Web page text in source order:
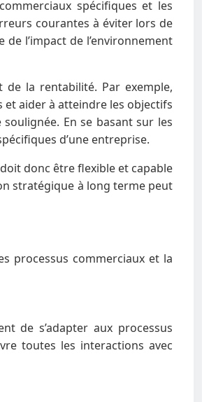
spécifiques et les
courantes à éviter lors de
l’impact de l’environnement
de la rentabilité. Par exemple,
et aider à atteindre les objectifs
En se basant sur les
d’une entreprise.
donc être flexible et capable
stratégique à long terme peut
processus commerciaux et la
de s’adapter aux processus
toutes les interactions avec